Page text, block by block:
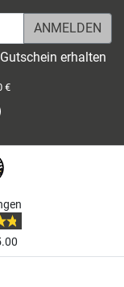
erhalten
€